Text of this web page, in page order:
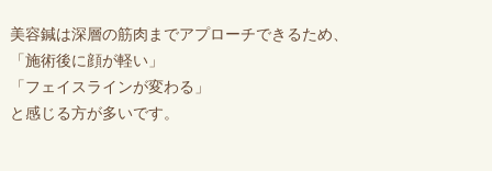
美容鍼は深層の筋肉までアプローチできるため、
「施術後に顔が軽い」
「フェイスラインが変わる」
と感じる方が多いです。